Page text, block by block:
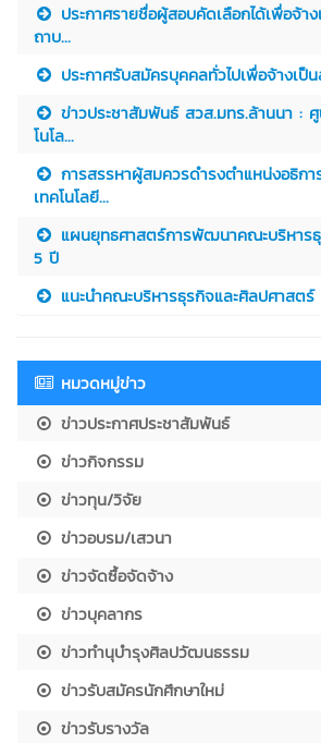
ประกาศรายชื่อผู้สอบคัดเลือกได้เพื่อจ้า
ถาบ...
ประกาศรับสมัครบุคคลทั่วไปเพื่อจ้างเป็
ข่าวประชาสัมพันธ์ สวส.มทร.ล้านนา :
โนโล...
การสรรหาผู้สมควรดำรงตำแหน่งอธิก
เทคโนโลยี...
แผนยุทธศาสตร์การพัฒนาคณะบริหาร
5 ปี
แนะนำคณะบริหารธุรกิจและศิลปศาสต
หมวดหมู่ข่าว
ข่าวประกาศประชาสัมพันธ์
ข่าวกิจกรรม
ข่าวทุน/วิจัย
ข่าวอบรม/เสวนา
ข่าวจัดซื้อจัดจ้าง
ข่าวบุคลากร
ข่าวทำนุบำรุงศิลปวัฒนธรรม
ข่าวรับสมัครนักศึกษาใหม่
ข่าวรับรางวัล